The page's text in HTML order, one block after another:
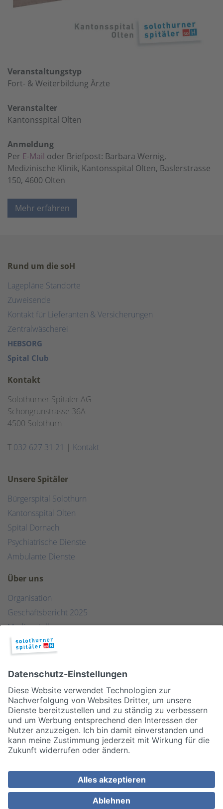
Veranstaltungstyp
Fort- & Weiterbildung Ärzte
Veranstalter
Kantonsspital Olten
Anmeldung
Per E-Mail oder Briefpost: Barbara Wernig,
Medizinische Klinik, Kantonsspital Olten, Baslerstrasse
150, 4600 Olten
Mehr erfahren
Rund um die soH
Lagepläne Standorte
Zuweisende
Kontakt für Lieferanten & Versicherungen
Zentralwäscherei
HEBSORG
Spital Club
Kontakt
Solothurner Spitäler AG
Schöngrünstrasse 36A
4500 Solothurn
T 032 627 31 21 | Kontakt
Unsere Spitäler
Bürgerspital Solothurn
Kantonsspital Olten
Spital Dornach
Psychiatrische Dienste
Ambulante Dienste
Über uns
Organisation
Geschäftsbericht 2025
Medienstelle
Qualität
Publikationen & Links
Partner
Disclaimer/Datenschutz
Allgemeine Geschäftsbedingungen